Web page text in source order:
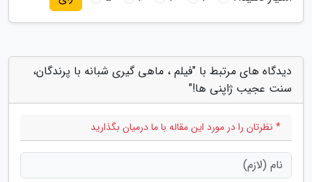
دیدگاه های مرتبط با "فیلم ، ماهی گیری شبانه با پرندگان،
سنت عجیب ژاپنی ها!"
* نظرتان را در مورد این مقاله با ما درمیان بگذارید